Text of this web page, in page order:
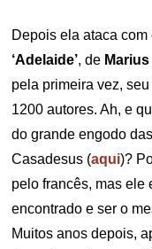
Depois ela ataca
‘Adelaide’, de
pela primeira vez,
1200 autores. Ah, e
do grande engodo
Casadesus (aqui)?
pelo francês, mas ele
encontrado e ser o
Muitos anos depois,